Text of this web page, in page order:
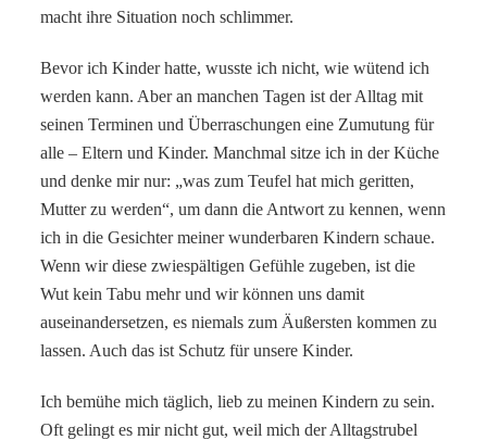
macht ihre Situation noch schlimmer.
Bevor ich Kinder hatte, wusste ich nicht, wie wütend ich
werden kann. Aber an manchen Tagen ist der Alltag mit
seinen Terminen und Überraschungen eine Zumutung für
alle – Eltern und Kinder. Manchmal sitze ich in der Küche
und denke mir nur: „was zum Teufel hat mich geritten,
Mutter zu werden“, um dann die Antwort zu kennen, wenn
ich in die Gesichter meiner wunderbaren Kindern schaue.
Wenn wir diese zwiespältigen Gefühle zugeben, ist die
Wut kein Tabu mehr und wir können uns damit
auseinandersetzen, es niemals zum Äußersten kommen zu
lassen. Auch das ist Schutz für unsere Kinder.
Ich bemühe mich täglich, lieb zu meinen Kindern zu sein.
Oft gelingt es mir nicht gut, weil mich der Alltagstrubel